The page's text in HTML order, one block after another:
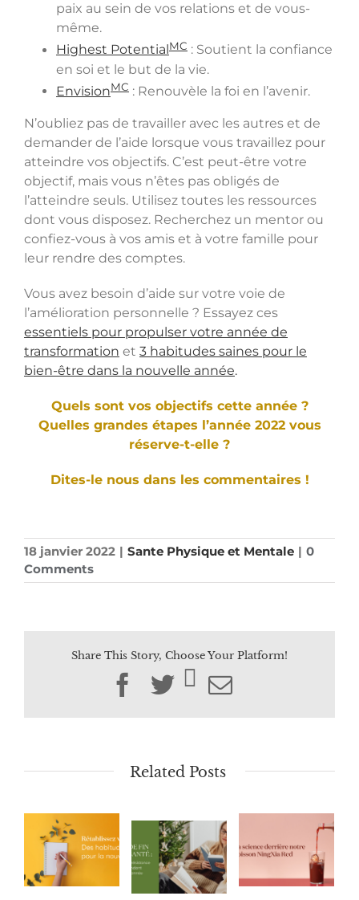
paix au sein de vos relations et de vous-
même.
Highest Potential MC: Soutient la confiance
en soi et le but de la vie.
EnvisionMC: Renouvèle la foi en l’avenir.
N’oubliez pas de travailler avec les autres et de
demander de l’aide lorsque vous travaillez pour
atteindre vos objectifs. C’est peut-être votre
objectif, mais vous n’êtes pas obligés de
l’atteindre seuls. Utilisez toutes les ressources
dont vous disposez. Recherchez un mentor ou
confiez-vous à vos amis et à votre famille pour
leur rendre des comptes.
Vous avez besoin d’aide sur votre voie de
l’amélioration personnelle ? Essayez ces
essentiels pour propulser votre année de
transformation et 3 habitudes saines pour le
bien-être dans la nouvelle année.
Quels sont vos objectifs cette année ?
Quelles grandes étapes l’année 2022 vous
réserve-t-elle ?
Dites-le nous dans les commentaires !
18 janvier 2022 | Sante Physique et Mentale | 0
Comments
Share This Story, Choose Your Platform!
Facebook
TwitterEmail
Related Posts